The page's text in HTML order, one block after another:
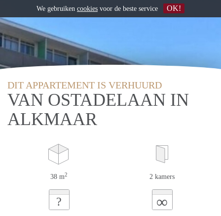
DIT APPARTEMENT IS VERHUURD
VAN OSTADELAAN IN
ALKMAAR
38 m2 2 kamers
? ∞
We gebruiken cookies voor de beste service OK!